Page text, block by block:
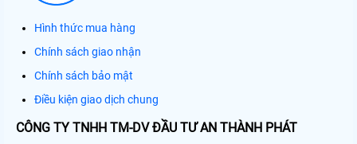
Hình thức mua hàng
Chính sách giao nhận
Chính sách bảo mật
Điều kiện giao dịch chung
CÔNG TY TNHH TM-DV ĐẦU TƯ AN THÀNH PHÁT